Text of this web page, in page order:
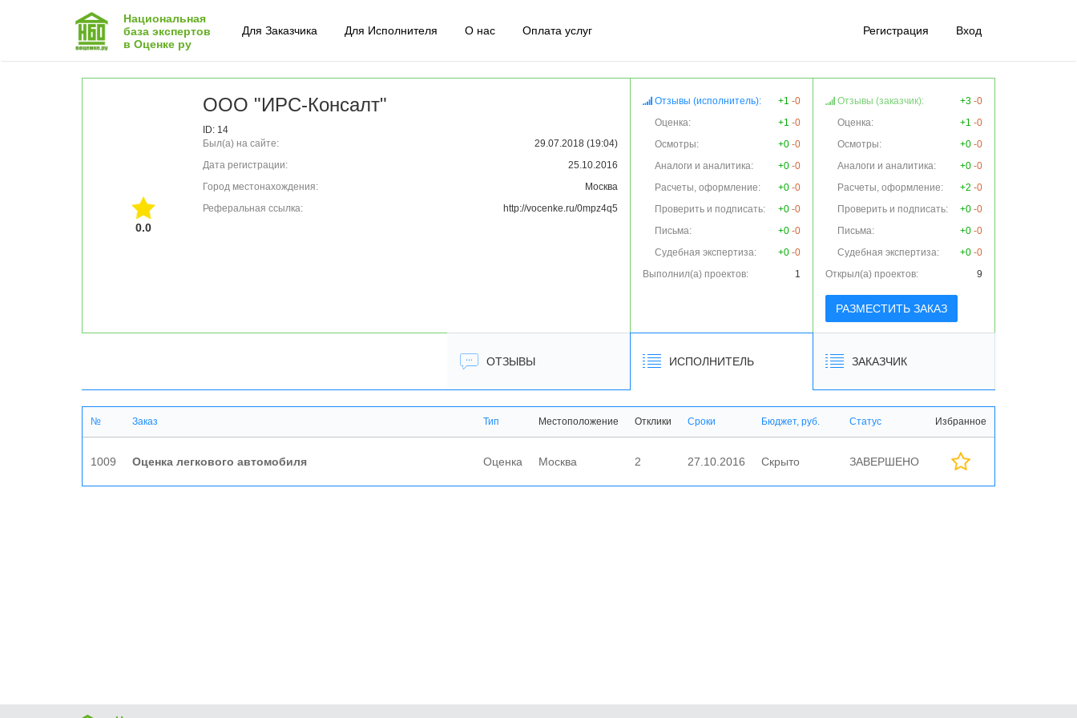
Национальная
база экспертов
в Оценке ру
Для Заказчика Для Исполнителя О нас Оплата услуг Регистрация Вход
0.0
ООО "ИРС-Консалт"
ID: 14
Был(а) на сайте:
29.07.2018 (19:04)
Дата регистрации:
25.10.2016
Город местонахождения:
Москва
Реферальная ссылка:
http://vocenke.ru/0mpz4q5
Отзывы (исполнитель): +1 -0
Оценка:
+1 -0
Осмотры:
+0 -0
Аналоги и аналитика:
+0 -0
Расчеты, оформление:
+0 -0
Проверить и подписать:
+0 -0
Письма:
+0 -0
Судебная экспертиза:
+0 -0
Выполнил(а) проектов:
1
Отзывы (заказчик): +3 -0
Оценка:
+1 -0
Осмотры:
+0 -0
Аналоги и аналитика:
+0 -0
Расчеты, оформление:
+2 -0
Проверить и подписать:
+0 -0
Письма:
+0 -0
Судебная экспертиза:
+0 -0
Открыл(а) проектов:
9
РАЗМЕСТИТЬ ЗАКАЗ
ОТЗЫВЫ ИСПОЛНИТЕЛЬ ЗАКАЗЧИК
№ Заказ Тип Местоположение Отклики Сроки Бюджет, руб. Статус Избранное
1009 Оценка легкового автомобиля Оценка Москва 2 27.10.2016 Скрыто ЗАВЕРШЕНО